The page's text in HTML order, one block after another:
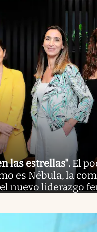
las estrellas". El
es Nébula, la
nuevo liderazgo